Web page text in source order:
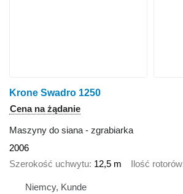
Krone Swadro 1250
Cena na żądanie
Maszyny do siana - zgrabiarka
2006
Szerokość uchwytu 12,5 m Ilość rotorów
Niemcy, Kunde